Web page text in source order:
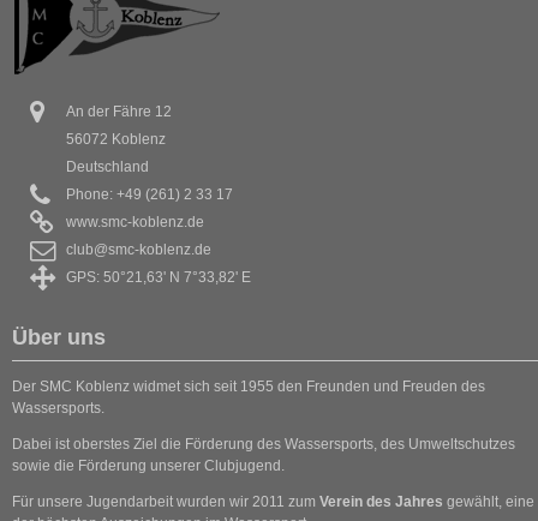
An der Fähre 12
56072 Koblenz
Deutschland
Phone: +49 (261) 2 33 17
www.smc-koblenz.de
club@smc-koblenz.de
GPS: 50°21,63' N 7°33,82' E
Über uns
Der SMC Koblenz widmet sich seit 1955 den Freunden und Freuden des
Wassersports.
Dabei ist oberstes Ziel die Förderung des Wassersports, des Umweltschutzes
sowie die Förderung unserer Clubjugend.
Für unsere Jugendarbeit wurden wir 2011 zum Verein des Jahres gewählt, eine